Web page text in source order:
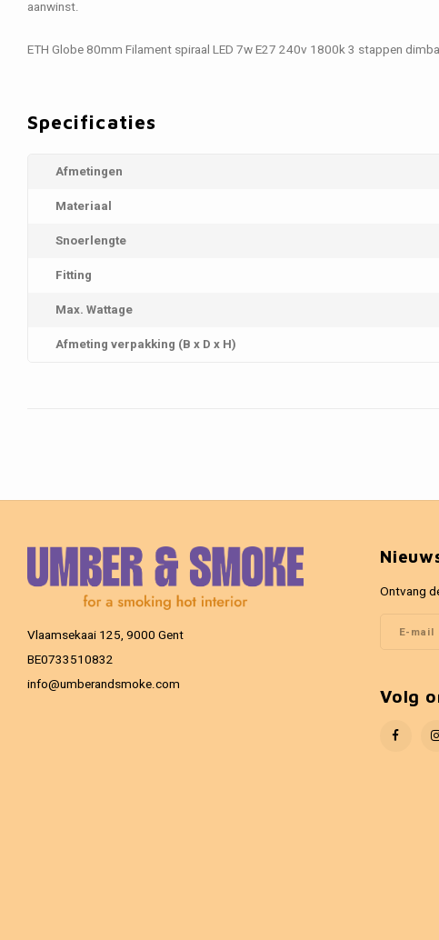
aanwinst.
ETH Globe 80mm Filament spiraal LED 7w E27 240v 1800k 3 stappen
Specificaties
Afmetingen
Materiaal
Snoerlengte
Fitting
Max. Wattage
Afmeting verpakking (B x D x H)
Vlaamsekaai 125, 9000 Gent
BE0733510832
info@umberandsmoke.com
Ontvang
Volg